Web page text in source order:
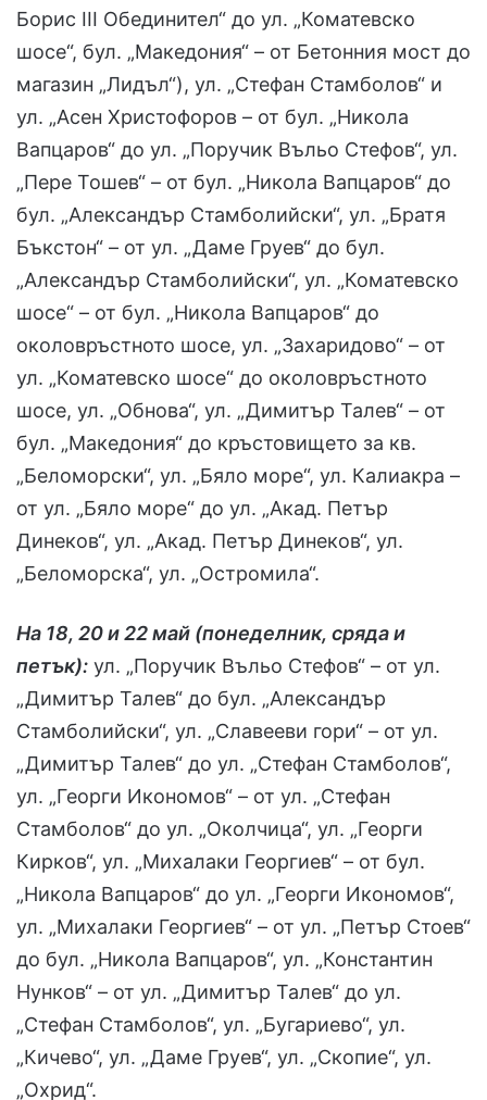
Борис III Обединител“ до ул. „Коматевско
шосе“, бул. „Македония“ – от Бетонния мост до
магазин „Лидъл“), ул. „Стефан Стамболов“ и
ул. „Асен Христофоров – от бул. „Никола
Вапцаров“ до ул. „Поручик Въльо Стефов“, ул.
„Пере Тошев“ – от бул. „Никола Вапцаров“ до
бул. „Александър Стамболийски“, ул. „Братя
Бъкстон“ – от ул. „Даме Груев“ до бул.
„Александър Стамболийски“, ул. „Коматевско
шосе“ – от бул. „Никола Вапцаров“ до
околовръстното шосе, ул. „Захаридово“ – от
ул. „Коматевско шосе“ до околовръстното
шосе, ул. „Обнова“, ул. „Димитър Талев“ – от
бул. „Македония“ до кръстовището за кв.
„Беломорски“, ул. „Бяло море“, ул. Калиакра –
от ул. „Бяло море“ до ул. „Акад. Петър
Динеков“, ул. „Акад. Петър Динеков“, ул.
„Беломорска“, ул. „Остромила“.
На 18, 20 и 22 май (понеделник, сряда и
петък): ул. „Поручик Въльо Стефов“ – от ул.
„Димитър Талев“ до бул. „Александър
Стамболийски“, ул. „Славееви гори“ – от ул.
„Димитър Талев“ до ул. „Стефан Стамболов“,
ул. „Георги Икономов“ – от ул. „Стефан
Стамболов“ до ул. „Околчица“, ул. „Георги
Кирков“, ул. „Михалаки Георгиев“ – от бул.
„Никола Вапцаров“ до ул. „Георги Икономов“,
ул. „Михалаки Георгиев“ – от ул. „Петър Стоев“
до бул. „Никола Вапцаров“, ул. „Константин
Нунков“ – от ул. „Димитър Талев“ до ул.
„Стефан Стамболов“, ул. „Бугариево“, ул.
„Кичево“, ул. „Даме Груев“, ул. „Скопие“, ул.
„Охрид“.